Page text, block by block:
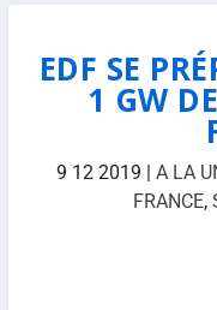
EDF SE
1 GW
9 12 2019 |A LA
FRANCE,